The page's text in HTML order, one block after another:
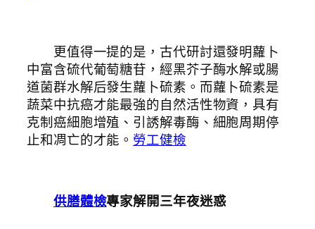
更值得一提的是，古代研討還發明蘿卜
中富含硫代葡萄糖苷，經黑芥子酶水解或腸
道菌群水解后發生蘿卜硫素。而蘿卜硫素是
蔬菜中抗癌才能最強的自然活性物資，具有
克制癌細胞增殖、引誘解毒酶、細胞周期停
止和凋亡的才能。 勞工健檢
供膳體檢專家解開三年夜迷惑